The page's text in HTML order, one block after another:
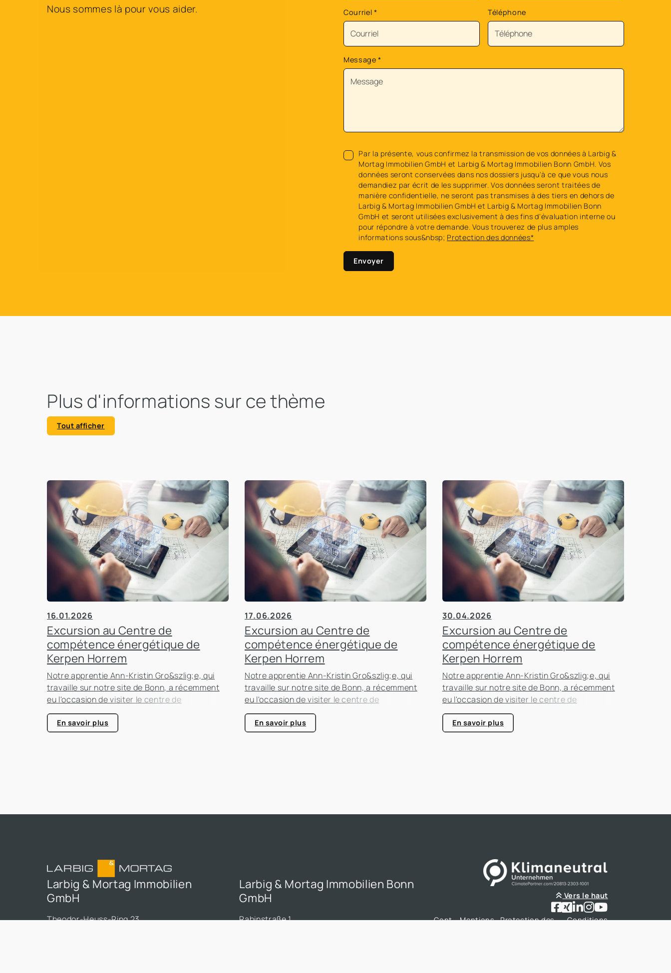
Nous sommes là pour vous aider. Courriel * Téléphone
Message*
Par la présente, vous confirmez la transmission de vos données à Larbig &
Mortag Immobilien GmbH et Larbig & Mortag Immobilien Bonn GmbH. Vos
données seront conservées dans nos dossiers jusqu'à ce que vous nous
demandiez par écrit de les supprimer. Vos données seront traitées de
manière confidentielle, ne seront pas transmises à des tiers en dehors de
Larbig & Mortag Immobilien GmbH et Larbig & Mortag Immobilien Bonn
GmbH et seront utilisées exclusivement à des fins d'évaluation interne ou
pour répondre à votre demande. Vous trouverez de plus amples
informations sous&nbsp; Protection des données*
Envoyer
Plus d'informations sur ce thème
Tout afficher
16.01.2026
Excursion au Centre de
compétence énergétique de
Kerpen Horrem
Notre apprentie Ann-Kristin Gro&szlig;e, qui
travaille sur notre site de Bonn, a récemment
eu l'occasion de visiter le centre de
compétence énergétique de Kerpen-Horrem
avec sa classe. Cette excursion passionnante
était entièrement consacrée à l'efficacité
En savoir plus
17.06.2026
Excursion au Centre de
compétence énergétique de
Kerpen Horrem
Notre apprentie Ann-Kristin Gro&szlig;e, qui
travaille sur notre site de Bonn, a récemment
eu l'occasion de visiter le centre de
compétence énergétique de Kerpen-Horrem
avec sa classe. Cette excursion passionnante
était entièrement consacrée à l'efficacité
En savoir plus
30.04.2026
Excursion au Centre de
compétence énergétique de
Kerpen Horrem
Notre apprentie Ann-Kristin Gro&szlig;e, qui
travaille sur notre site de Bonn, a récemment
eu l'occasion de visiter le centre de
compétence énergétique de Kerpen-Horrem
avec sa classe. Cette excursion passionnante
était entièrement consacrée à l'efficacité
En savoir plus
Larbig & Mortag Immobilien
GmbH
Theodor-Heuss-Ring 23
Larbig & Mortag Immobilien Bonn
GmbH
Rabinstraße 1
Vers le haut
Cont
Mentions Protection des
Conditions